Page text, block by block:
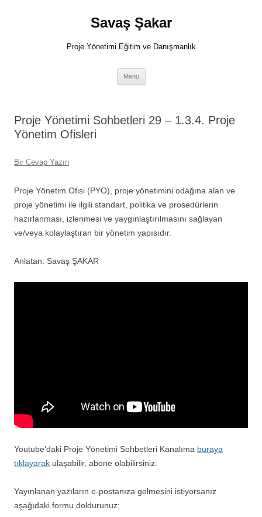
Savaş Şakar
Proje Yönetimi Eğitim ve Danışmanlık
Menü
Proje Yönetimi Sohbetleri 29 – 1.3.4. Proje
Yönetim Ofisleri
Bir Cevap Yazın
Proje Yönetim Ofisi (PYO), proje yönetimini odağına alan ve
proje yönetimi ile ilgili standart, politika ve prosedürlerin
hazırlanması, izlenmesi ve yaygınlaştırılmasını sağlayan
ve/veya kolaylaştıran bir yönetim yapısıdır.
Anlatan: Savaş ŞAKAR
Youtube’daki Proje Yönetimi Sohbetleri Kanalıma buraya
tıklayarak ulaşabilir, abone olabilirsiniz.
Yayınlanan yazıların e-postanıza gelmesini istiyorsanız
aşağıdaki formu doldurunuz;